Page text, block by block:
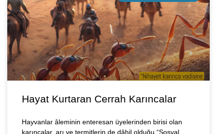
Hayat Kurtaran Cerrah Karıncalar
Hayvanlar âleminin enteresan üyelerinden birisi olan
karıncalar, arı ve termitlerin de dâhil olduğu “Sosyal